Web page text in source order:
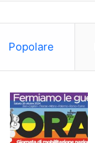
Popolare